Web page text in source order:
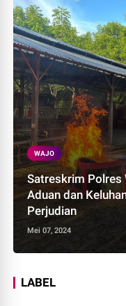
WAJO
Satreskrim Polres
Aduan dan
Perjudian
Mei 07, 2024
LABEL